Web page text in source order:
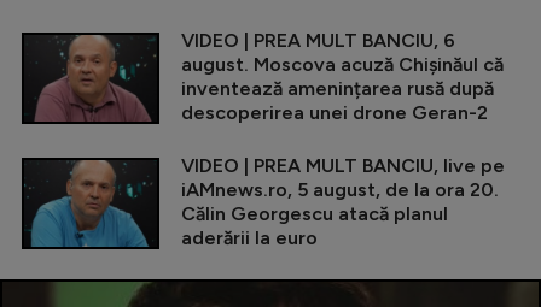
VIDEO | PREA MULT BANCIU, 6
august. Moscova acuză Chișinăul că
inventează amenințarea rusă după
descoperirea unei drone Geran-2
VIDEO | PREA MULT BANCIU, live pe
iAMnews.ro, 5 august, de la ora 20.
Călin Georgescu atacă planul
aderării la euro